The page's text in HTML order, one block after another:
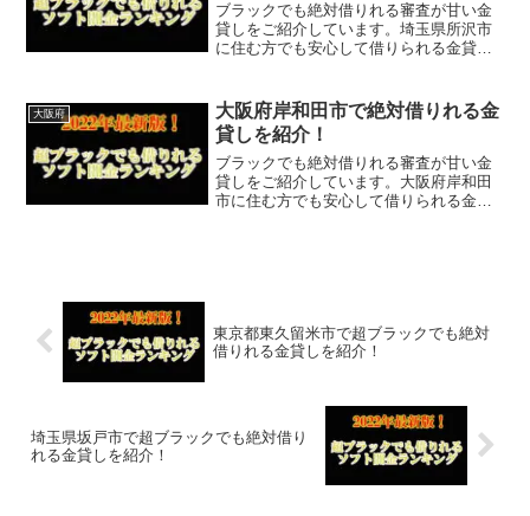
ブラックでも絶対借りれる審査が甘い金
貸しをご紹介しています。埼玉県所沢市
に住む方でも安心して借りられる金貸し
はなく、国または埼玉県所沢市で貸金業
登録をしている正規の金貸し...
大阪府
大阪府岸和田市で絶対借りれる金
貸しを紹介！
ブラックでも絶対借りれる審査が甘い金
貸しをご紹介しています。大阪府岸和田
市に住む方でも安心して借りられる金貸
東京都東久留米市で超ブラックでも絶対
借りれる金貸しを紹介！
埼玉県坂戸市で超ブラックでも絶対借り
れる金貸しを紹介！